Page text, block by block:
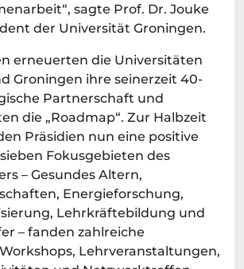
sagte Prof. Dr. Jouke
der Universität Groningen.
erneuerten die Universitäten
Groningen ihre seinerzeit 40-
Partnerschaft und
die „Roadmap“. Zur Halbzeit
Präsidien nun eine positive
Fokusgebieten des
– Gesundes Altern,
Energieforschung,
Lehrkräftebildung und
– fanden zahlreiche
Lehrveranstaltungen,